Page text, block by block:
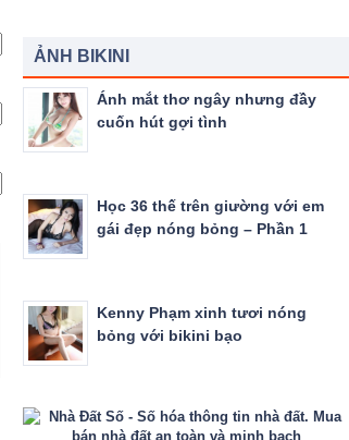
ẢNH BIKINI
Ánh mắt thơ ngây nhưng đầy
cuốn hút gợi tình
Học 36 thế trên giường với em
gái đẹp nóng bỏng – Phần 1
Kenny Phạm xinh tươi nóng
bỏng với bikini bạo